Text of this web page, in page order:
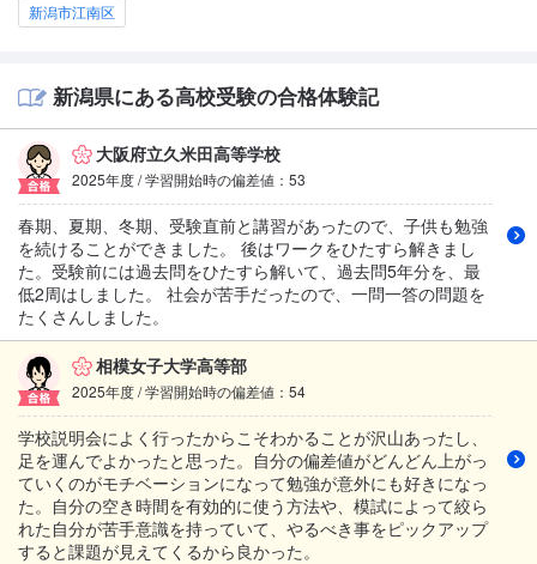
新潟市江南区
新潟県にある高校受験の合格体験記
大阪府立久米田高等学校
2025年度 / 学習開始時の偏差値：53
春期、夏期、冬期、受験直前と講習があったので、子供も勉強
を続けることができました。 後はワークをひたすら解きまし
た。受験前には過去問をひたすら解いて、過去問5年分を、最
低2周はしました。 社会が苦手だったので、一問一答の問題を
たくさんしました。
相模女子大学高等部
2025年度 / 学習開始時の偏差値：54
学校説明会によく行ったからこそわかることが沢山あったし、
足を運んでよかったと思った。自分の偏差値がどんどん上がっ
ていくのがモチベーションになって勉強が意外にも好きになっ
た。自分の空き時間を有効的に使う方法や、模試によって絞ら
れた自分が苦手意識を持っていて、やるべき事をピックアップ
すると課題が見えてくるから良かった。